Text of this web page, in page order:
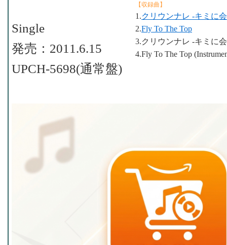
【収録曲】
1.クリウンナレ -キミに
2.Fly To The Top
3.クリウンナレ -キミに
4.Fly To The Top
Single
発売：2011.6.15
UPCH-5698(通常盤)